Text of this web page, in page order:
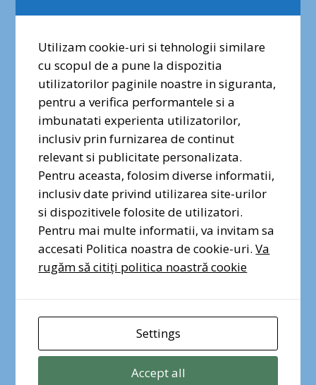
2000 solicită Parlamentului:
să asigure cadrul legal pentru un sistem de
administrare al ariilor protejate eficient și
democratic, care să folosească capacitatea
deja existentă, în dezvoltarea căreia au fost
investite resursele societății în ultimii 20 de
ani și care să genereze beneficii reale
pentru societate.
să organizeze dezbateri reale pe
propunerea de lege aflată acum pe masa
deputaților prin invitarea la masa
dialogului a tuturor factorilor interesați, cu
experiență practică de management, așa
cum prevede Regulamentul Camerei
Deputaților, asigurând un proces
Dragi prieteni ai naturii urbane,
vocea voastră contează. Semnați
și distribuiți petiția pentru
protecția Pădurii Băneasa!
Semnez pentru Pădurea
Băneasa
Utilizam cookie-uri si tehnologii similare
cu scopul de a pune la dispozitia
utilizatorilor paginile noastre in siguranta,
pentru a verifica performantele si a
imbunatati experienta utilizatorilor,
inclusiv prin furnizarea de continut
relevant si publicitate personalizata.
Pentru aceasta, folosim diverse informatii,
inclusiv date privind utilizarea site-urilor
si dispozitivele folosite de utilizatori.
Pentru mai multe informatii, va invitam sa
accesati Politica noastra de cookie-uri.Va
rugăm să citiți politica noastră cookie
Settings
Accept all